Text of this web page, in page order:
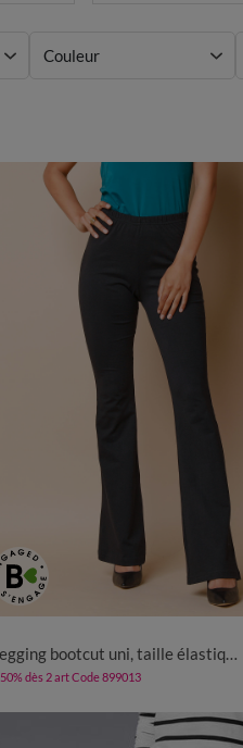
Couleur
bootcut uni, taille élastiquée
dès 2 art Code 899013